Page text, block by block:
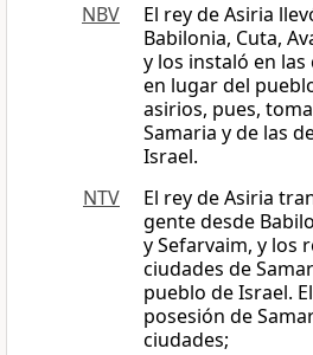
NBV
El rey de Asiria
Babilonia, Cuta,
y los instaló en las
en lugar del
asirios, pues,
Samaria y de las
Israel.
NTV
El rey de Asiria
gente desde
y Sefarvaim, y los
ciudades de
pueblo de Israel.
posesión de
ciudades;